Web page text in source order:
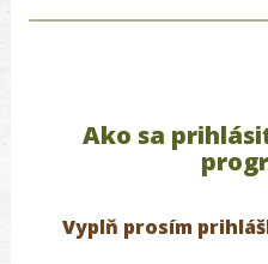
Ako sa
Vyplň prosím